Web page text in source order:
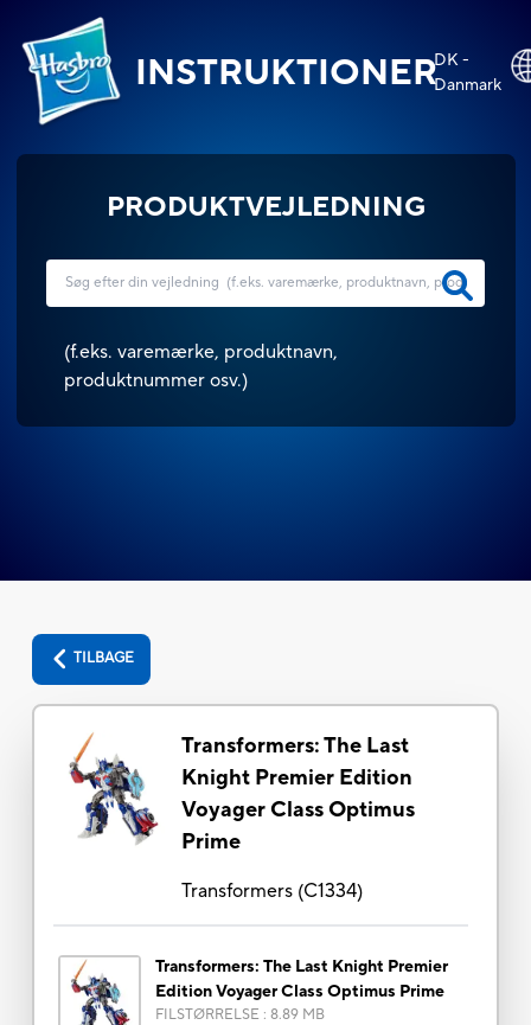
INSTRUKTIONERDK -
Danmark
PRODUKTVEJLEDNING
(f.eks. varemærke, produktnavn,
produktnummer osv.)
TILBAGE
Transformers: The Last
Knight Premier Edition
Voyager Class Optimus
Prime
Transformers(C1334)
Transformers: The Last Knight Premier
Edition Voyager Class Optimus Prime
FILSTØRRELSE : 8.89 MB